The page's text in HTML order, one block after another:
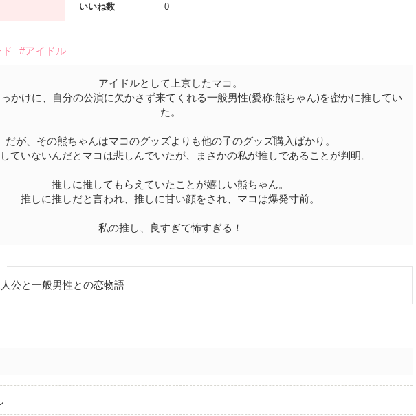
いいね数 0
#アイドル
アイドルとして上京したマコ。
かけに、自分の公演に欠かさず来てくれる一般男性(愛称:熊ちゃん)を密かに推してい
た。
だが、その熊ちゃんはマコのグッズよりも他の子のグッズ購入ばかり。
ていないんだとマコは悲しんでいたが、まさかの私が推しであることが判明。
推しに推してもらえていたことが嬉しい熊ちゃん。
推しに推しだと言われ、推しに甘い顔をされ、マコは爆発寸前。
私の推し、良すぎて怖すぎる！
公と一般男性との恋物語